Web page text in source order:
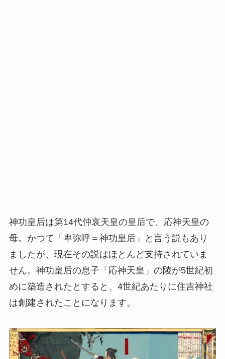
神功皇后は第14代仲哀天皇の皇后で、応神天皇の
母。かつて「卑弥呼＝神功皇后」と言う説もあり
ましたが、現在その説はほとんど支持されていま
せん。神功皇后の息子「応神天皇」の陵が5世紀初
めに築造されたとすると、4世紀あたりに住吉神社
は創建されたことになります。